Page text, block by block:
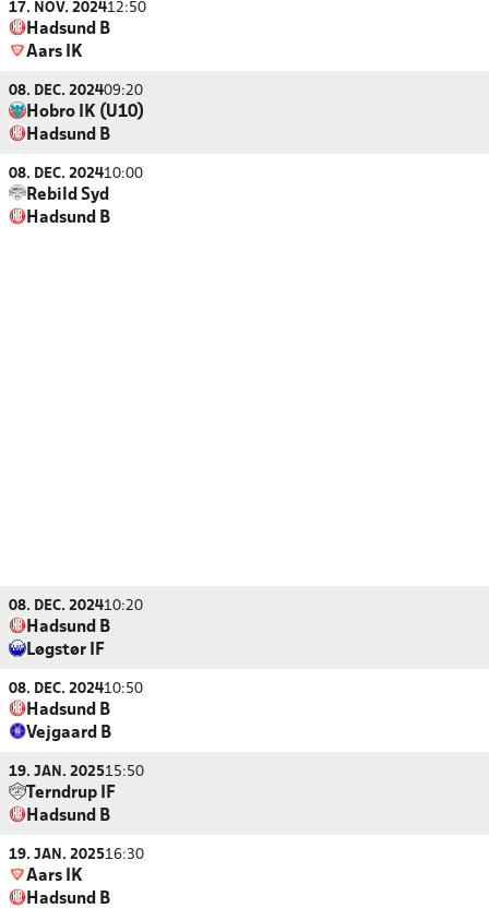
17. NOV. 202412:50
Hadsund B
Aars IK
08. DEC. 202409:20
Hobro IK (U10)
Hadsund B
08. DEC. 202410:00
Rebild Syd
Hadsund B
08. DEC. 202410:20
Hadsund B
Løgstør IF
08. DEC. 202410:50
Hadsund B
Vejgaard B
19. JAN. 202515:50
Terndrup IF
Hadsund B
19. JAN. 202516:30
Aars IK
Hadsund B